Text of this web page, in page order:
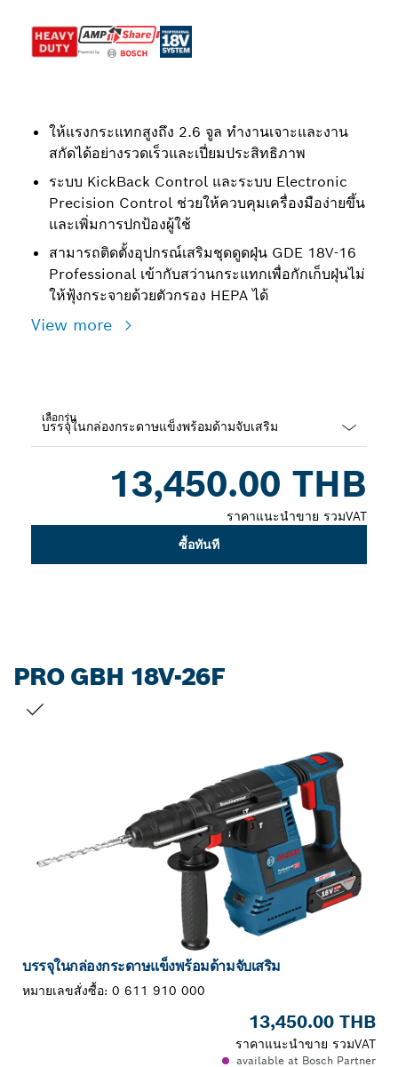
ให้แรงกระแทกสูงถึง 2.6 จูล ทำงานเจาะและงาน
สกัดได้อย่างรวดเร็วและเปี่ยมประสิทธิภาพ
ระบบ KickBack Control และระบบ Electronic
Precision Control ช่วยให้ควบคุมเครื่องมือง่ายขึ้น
และเพิ่มการปกป้องผู้ใช้
สามารถติดตั้งอุปกรณ์เสริมชุดดูดฝุ่น GDE 18V-16
Professional เข้ากับสว่านกระแทกเพื่อกักเก็บฝุ่นไม่
ให้ฟุ้งกระจายด้วยตัวกรอง HEPA ได้
View more
เลือกรุ่น
13,450.00 THB
ราคาแนะนำขาย รวมVAT
ซื้อทันที
PRO GBH 18V-26F
บรรจุในกล่องกระดาษแข็งพร้อมด้ามจับเสริม
หมายเลขสั่งซื้อ: 0 611 910 000
13,450.00 THB
ราคาแนะนำขาย รวมVAT
available at Bosch Partner